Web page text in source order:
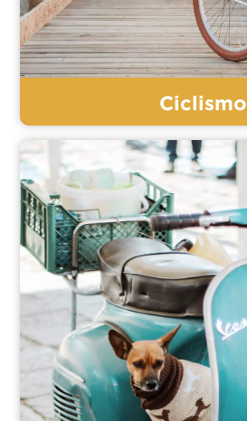
Ciclismo